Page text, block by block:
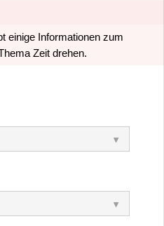
einige Informationen zum
Zeit drehen.